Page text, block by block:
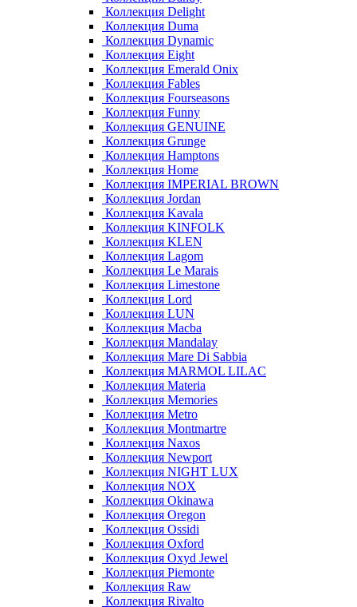
Коллекция Delight
Коллекция Duma
Коллекция Dynamic
Коллекция Eight
Коллекция Emerald Onix
Коллекция Fables
Коллекция Fourseasons
Коллекция Funny
Коллекция GENUINE
Коллекция Grunge
Коллекция Hamptons
Коллекция Home
Коллекция IMPERIAL BROWN
Коллекция Jordan
Коллекция Kavala
Коллекция KINFOLK
Коллекция KLEN
Коллекция Lagom
Коллекция Le Marais
Коллекция Limestone
Коллекция Lord
Коллекция LUN
Коллекция Macba
Коллекция Mandalay
Коллекция Mare Di Sabbia
Коллекция MARMOL LILAC
Коллекция Materia
Коллекция Memories
Коллекция Metro
Коллекция Montmartre
Коллекция Naxos
Коллекция Newport
Коллекция NIGHT LUX
Коллекция NOX
Коллекция Okinawa
Коллекция Oregon
Коллекция Ossidi
Коллекция Oxford
Коллекция Oxyd Jewel
Коллекция Piemonte
Коллекция Raw
Коллекция Rivalto